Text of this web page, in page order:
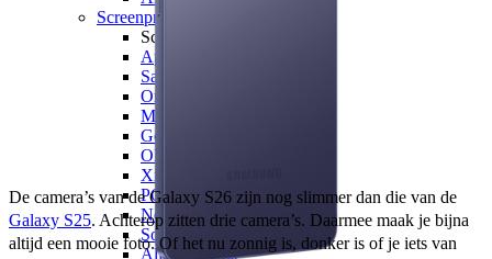
Screenprotectors
Screenprotectors voor
Apple
Samsung
OnePlus
Motorola
Google
OPPO
Xiaomi
POCO
Nothing
Sony
Alle telefoons
Galaxy S25. Achterop zitten drie camera’s. Daarmee maak je bijna
altijd een mooie foto. Of het nu zonnig is, donker is of je iets van